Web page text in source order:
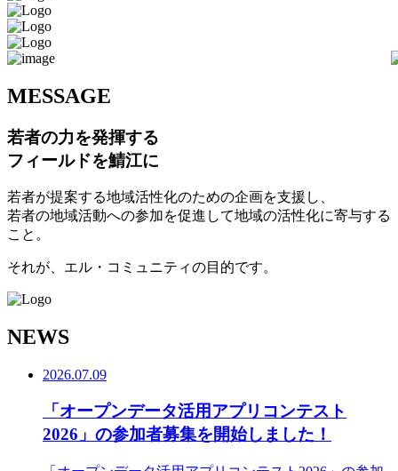
MESSAGE
若者の力を発揮する
フィールドを鯖江に
若者が提案する地域活性化のための企画を支援し、
若者の地域活動への参加を促進して地域の活性化に寄与する
こと。
それが、エル・コミュニティの目的です。
NEWS
2026.07.09
「オープンデータ活用アプリコンテスト
2026」の参加者募集を開始しました！